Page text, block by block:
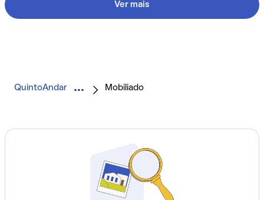
Ver mais
QuintoAndar Mobiliado